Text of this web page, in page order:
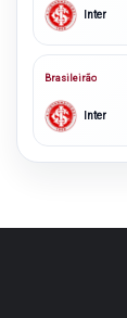
Inter
Brasileirão
Inter